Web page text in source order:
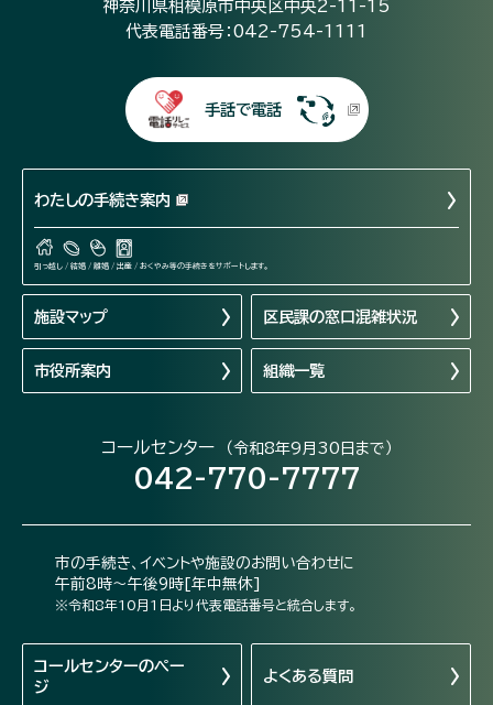
神奈川県相模原市中央区中央2-11-15
代表電話番号：042-754-1111
手話で電話
わたしの手続き案内
引っ越し / 結婚 / 離婚 / 出産 / おくやみ等の手続きをサポートします。
施設マップ 区民課の窓口混雑状況
市役所案内 組織一覧
コールセンター （令和8年9月30日まで）
042-770-7777
市の手続き、イベントや施設のお問い合わせに
午前8時～午後9時[年中無休]
※令和8年10月1日より代表電話番号と統合します。
コールセンターのペー
ジ
よくある質問